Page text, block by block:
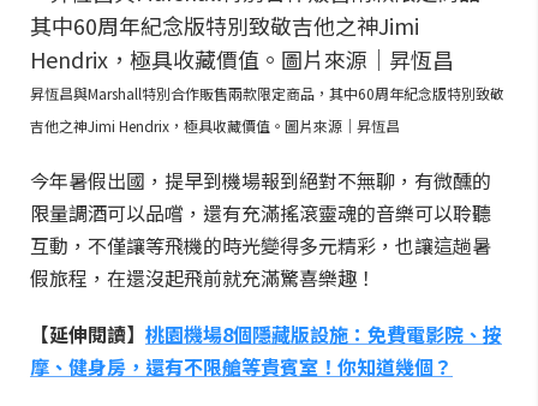
昇恆昌與Marshall特別合作販售兩款限定商品，其中60周年紀念版特別致敬
吉他之神Jimi Hendrix，極具收藏價值。圖片來源｜昇恆昌
今年暑假出國，提早到機場報到絕對不無聊，有微醺的
限量調酒可以品嚐，還有充滿搖滾靈魂的音樂可以聆聽
互動，不僅讓等飛機的時光變得多元精彩，也讓這趟暑
假旅程，在還沒起飛前就充滿驚喜樂趣！
【延伸閱讀】 桃園機場8個隱藏版設施：免費電影院、按
摩、健身房，還有不限艙等貴賓室！你知道幾個？